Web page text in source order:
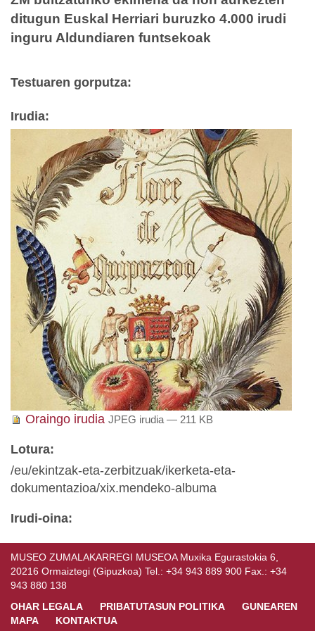
ditugun Euskal Herriari buruzko 4.000 irudi
inguru Aldundiaren funtsekoak
Testuaren gorputza:
Irudia:
Oraingo irudia JPEG irudia — 211 KB
Lotura:
/eu/ekintzak-eta-zerbitzuak/ikerketa-eta-
dokumentazioa/xix.mendeko-albuma
Irudi-oina:
MUSEO ZUMALAKARREGI MUSEOA Muxika Egurastokia 6,
20216 Ormaiztegi (Gipuzkoa) Tel.: +34 943 889 900 Fax.: +34
943 880 138
OHAR LEGALA
PRIBATUTASUN POLITIKA
GUNEAREN
MAPA
KONTAKTUA